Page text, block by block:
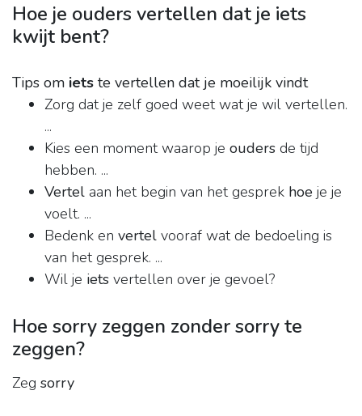
Hoe je ouders vertellen dat je iets
kwijt bent?
Tips om iets te vertellen dat je moeilijk vindt
Zorg dat je zelf goed weet wat je wil vertellen.
...
Kies een moment waarop je ouders de tijd
hebben. ...
Vertel aan het begin van het gesprek hoe je je
voelt. ...
Bedenk en vertel vooraf wat de bedoeling is
van het gesprek. ...
Wil je iets vertellen over je gevoel?
Hoe sorry zeggen zonder sorry te
zeggen?
Zeg sorry